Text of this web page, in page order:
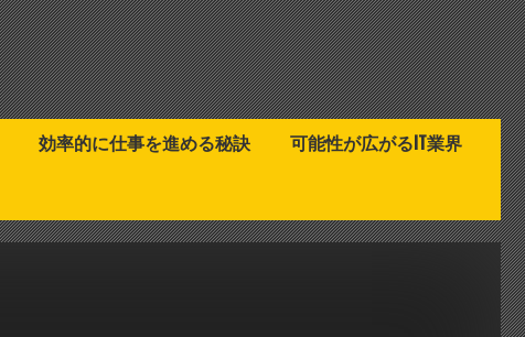
効率的に仕事を進める秘訣 可能性が広がるIT業界